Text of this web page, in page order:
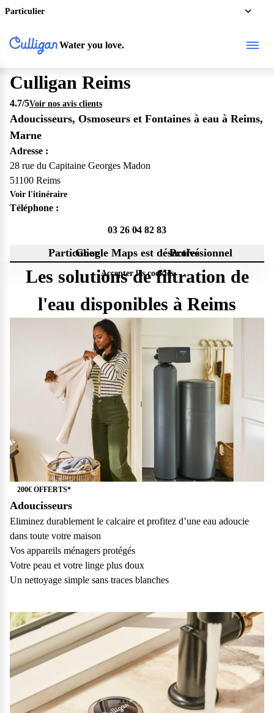
Particulier
Water you love.
Culligan Reims
4.7/5Voir nos avis clients
Adoucisseurs, Osmoseurs et Fontaines à eau à Reims,
Marne
Adresse :
28 rue du Capitaine Georges Madon
51100 Reims
Voir l'itinéraire
Téléphone :
03 26 04 82 83
Google Maps est désactivé
Accepter les cookies
Particulier Professionnel
Les solutions de filtration de
l'eau disponibles à Reims
200€ OFFERTS*
Adoucisseurs
Eliminez durablement le calcaire et profitez d’une eau adoucie
dans toute votre maison
Vos appareils ménagers protégés
Votre peau et votre linge plus doux
Un nettoyage simple sans traces blanches
Questions fréquentes
Consultez notre page de FAQ pour trouver toutes les réponses à
vos questions.
Consulter notre FAQ
Service après-vente
Vous avez des demandes sur l’entretien, le suivi et le dépannage
de votre matériel ? Culligan est là pour vous
Contactez notre service client